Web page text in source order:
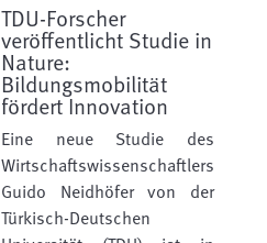
TDU-Forscher
veröffentlicht Studie in
Nature:
Bildungsmobilität
fördert Innovation
Eine neue Studie des
Wirtschaftswissenschaftlers
Guido Neidhöfer von der
Türkisch-Deutschen